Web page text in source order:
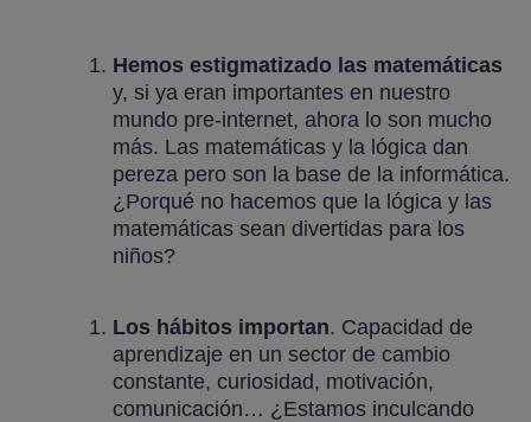
Hemos estigmatizado las matemáticas
y, si ya eran importantes en nuestro
mundo pre-internet, ahora lo son mucho
más. Las matemáticas y la lógica dan
pereza pero son la base de la informática.
¿Porqué no hacemos que la lógica y las
matemáticas sean divertidas para los
niños?
Los hábitos importan. Capacidad de
aprendizaje en un sector de cambio
constante, curiosidad, motivación,
comunicación… ¿Estamos inculcando